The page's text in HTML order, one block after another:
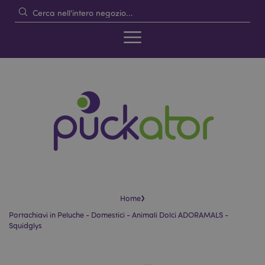
Home›
Portachiavi in Peluche - Domestici - Animali Dolci ADORAMALS -
Squidglys